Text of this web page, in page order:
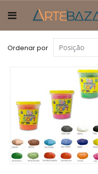
para
o
conteúdo
Ordenar por